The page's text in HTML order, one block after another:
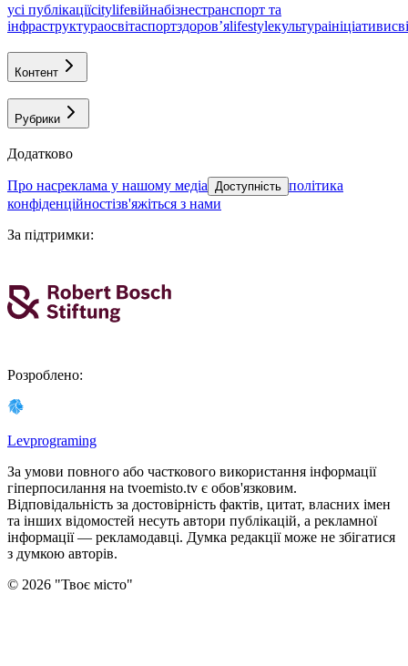
усі публікаціїcitylifeвійнабізнестранспорт та
інфраструктураосвітаспортздоровʼяlifestyleкультураініціативи
Контент
Рубрики
Додатково
про насреклама у нашому медіа Доступність політика
конфіденційностізв'яжіться з нами
За підтримки:
Розроблено:
Levprograming
За умови повного або часткового використання iнформацiї
гіперпосилання на tvoemisto.tv є обов'язковим.
Відповідальність за достовірність фактів, цитат, власних імен
та інших відомостей несуть автори публікацій, а рекламної
інформації — рекламодавці. Думка редакцiї може не збiгатися
з думкою авторiв.
© 2026 "Твоє місто"